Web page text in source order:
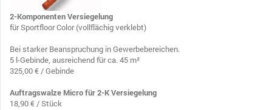
2-Komponenten Versiegelung
fürSportfloorColor (vollflächig verklebt)
Bei starker Beanspruchung in Gewerbebereichen.
5 l-Gebinde, ausreichend für ca. 45 m²
325,00 € / Gebinde
Auftragswalze Micro für 2-K Versiegelung
18,90 € / Stück